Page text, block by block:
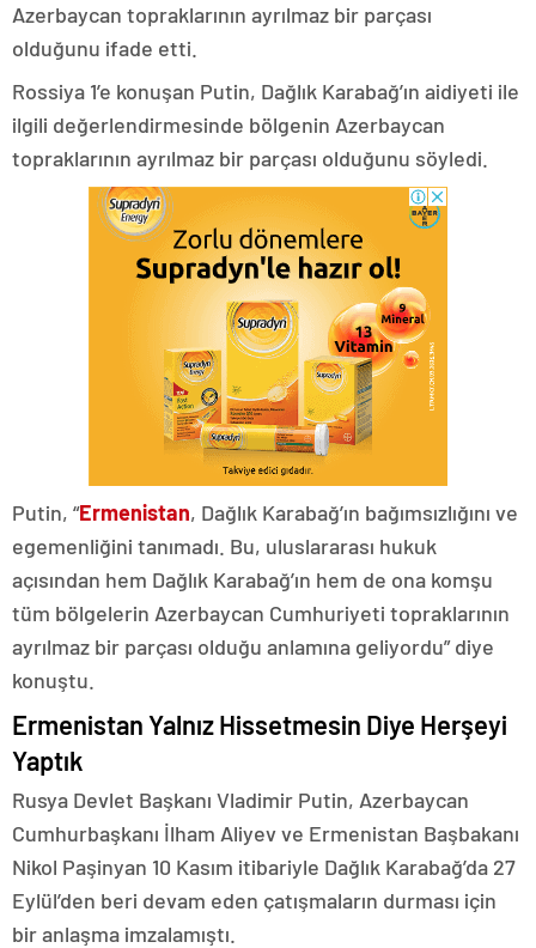
Azerbaycan topraklarının ayrılmaz bir parçası
olduğunu ifade etti.
Rossiya 1’e konuşan Putin, Dağlık Karabağ’ın aidiyeti ile
ilgili değerlendirmesinde bölgenin Azerbaycan
topraklarının ayrılmaz bir parçası olduğunu söyledi.
Putin, “Ermenistan, Dağlık Karabağ’ın bağımsızlığını ve
egemenliğini tanımadı. Bu, uluslararası hukuk
açısından hem Dağlık Karabağ’ın hem de ona komşu
tüm bölgelerin Azerbaycan Cumhuriyeti topraklarının
ayrılmaz bir parçası olduğu anlamına geliyordu” diye
konuştu.
Ermenistan Yalnız Hissetmesin Diye Herşeyi
Yaptık
Rusya Devlet Başkanı Vladimir Putin, Azerbaycan
Cumhurbaşkanı İlham Aliyev ve Ermenistan Başbakanı
Nikol Paşinyan 10 Kasım itibariyle Dağlık Karabağ’da 27
Eylül’den beri devam eden çatışmaların durması için
bir anlaşma imzalamıştı.